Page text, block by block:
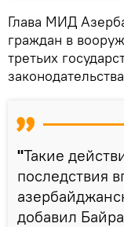
Глава МИД
граждан в
третьих
"Такие
последствия
добавил